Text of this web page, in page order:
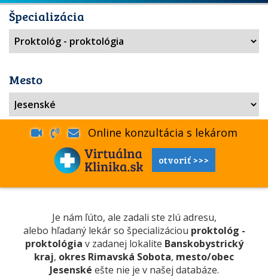
Špecializácia
Mesto
Online konzultácia s lekárom
otvoriť >>>
Je nám ľúto, ale zadali ste zlú adresu,
alebo hľadaný lekár so špecializáciou proktológ -
proktológia v zadanej lokalite Banskobystrický
kraj, okres Rimavská Sobota, mesto/obec
Jesenské ešte nie je v našej databáze.